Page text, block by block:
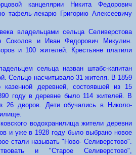
канцелярии Никита Федорович
тафель-лекарю Григорию Алексеевичу
владельцами сельца Селиверстова
Соколов и Иван Федорович Микулин.
и 100 жителей. Крестьяне платили
сельца назван штабс-капитан
Сельцо насчитывало 31 жителя. В 1859
казенной деревней, состоявшей из 15
году в деревне было 114 жителей. В
26 дворов. Дети обучались в Николо-
водохранилища жители деревни
и уже в 1928 году было выбрано новое
стали называть "Ново- Селиверстово".
и "Старое Селиверстово",